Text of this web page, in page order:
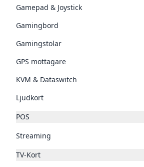
Gamepad & Joystick
Gamingbord
Gamingstolar
GPS mottagare
KVM & Dataswitch
Ljudkort
POS
Streaming
TV-Kort